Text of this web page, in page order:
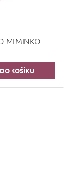
MIMINKO